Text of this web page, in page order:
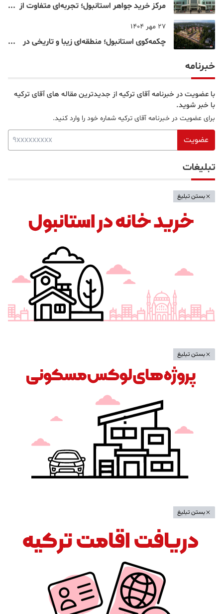
مرکز خرید جواهر استانبول؛ تجربه‌ای متفاوت از
27 مهر 1404
چکمه‌کوی استانبول؛ منطقه‌ای زیبا و تاریخی در
خبرنامه
با عضویت در خبرنامه آقای ترکیه از جدیدترین مقاله های آقای ترکیه
با خبر شوید.
برای عضویت در خبرنامه آقای ترکیه شماره خود را وارد کنید.
عضویت
تبلیغات
بستن تبلیغ
بستن تبلیغ
بستن تبلیغ